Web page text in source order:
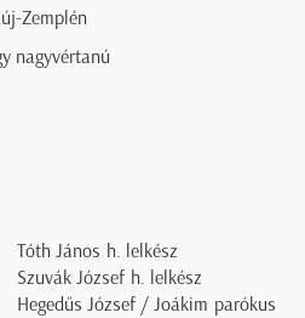
Zemplén
nagyvértanú
Tóth János h. lelkész
Szuvák József h. lelkész
Hegedűs József / Joákim parókus